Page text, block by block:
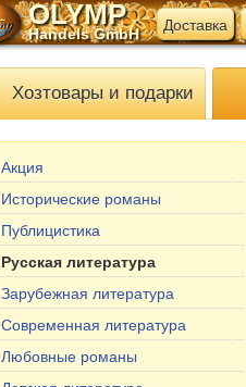
OLYMP
Handels GmbH Доставка
Хозтовары и подарки
Акция
Исторические романы
Публицистика
Русская литература
Зарубежная литература
Современная литература
Любовные романы